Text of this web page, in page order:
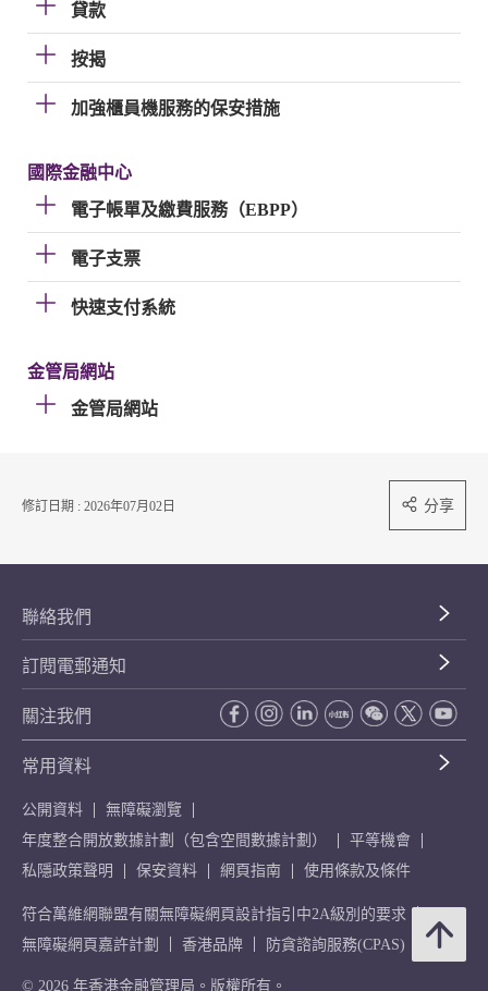
貸款
按揭
加強櫃員機服務的保安措施
國際金融中心
電子帳單及繳費服務（EBPP）
電子支票
快速支付系統
金管局網站
金管局網站
修訂日期 : 2026年07月02日 分享
聯絡我們
訂閱電郵通知
關注我們
常用資料
公開資料
無障礙瀏覽
年度整合開放數據計劃（包含空間數據計劃）
平等機會
私隱政策聲明
保安資料 網頁指南 使用條款及條件
符合萬維網聯盟有關無障礙網頁設計指引中2A級別的要求
無障礙網頁嘉許計劃
香港品牌 防貪諮詢服務(CPAS)
© 2026 年香港金融管理局。版權所有。